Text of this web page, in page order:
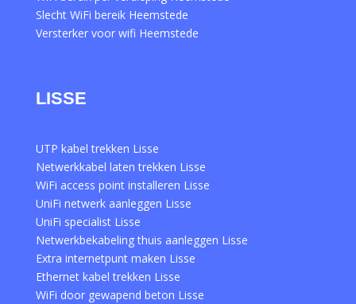
Slecht WiFi bereik Heemstede
Versterker voor wifi Heemstede
LISSE
UTP kabel trekken Lisse
Netwerkkabel laten trekken Lisse
WiFi access point installeren Lisse
UniFi netwerk aanleggen Lisse
UniFi specialist Lisse
Netwerkbekabeling thuis aanleggen Lisse
Extra internetpunt maken Lisse
Ethernet kabel trekken Lisse
WiFi door gewapend beton Lisse